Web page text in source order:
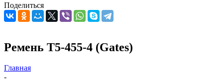
Поделиться
Ремень T5-455-4 (Gates)
Главная
-